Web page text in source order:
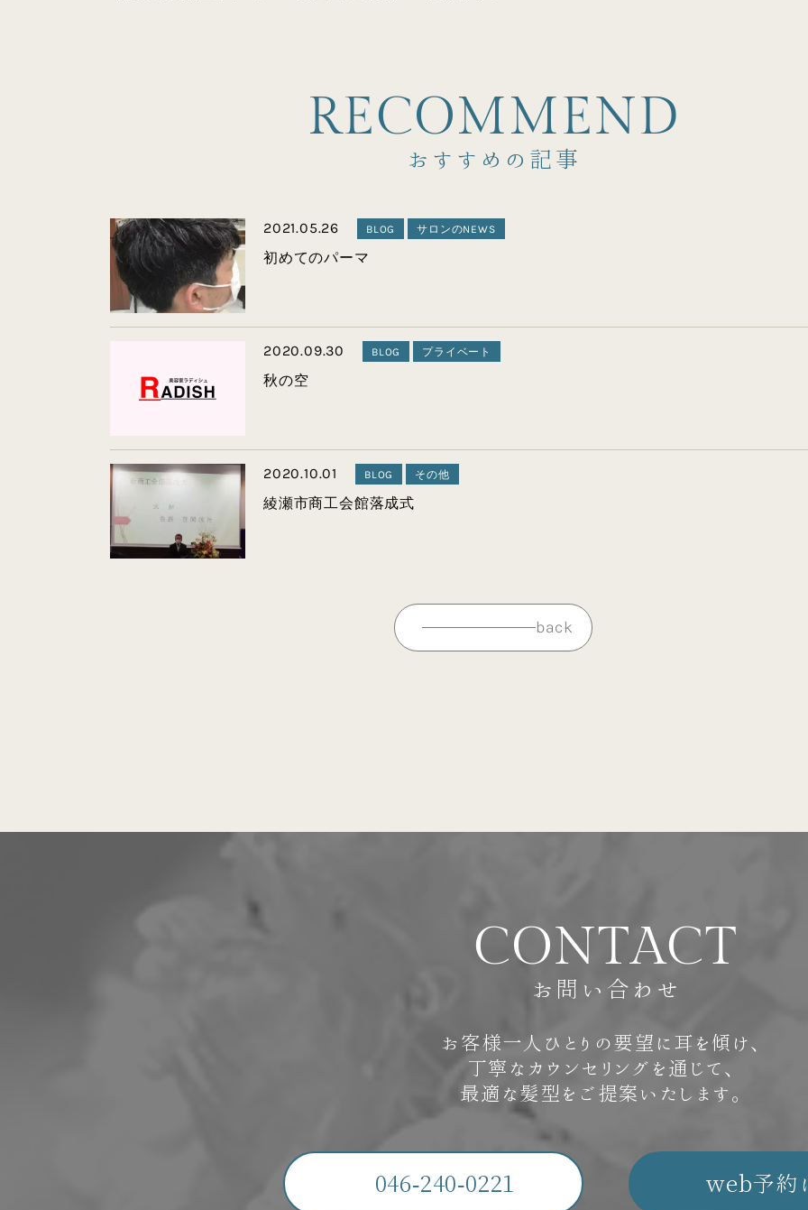
RECOMMEND
おすすめの記事
2021.05.26 BLOG サロンのNEWS
初めてのパーマ
2020.09.30 BLOG プライベート
秋の空
2020.10.01 BLOG その他
綾瀬市商工会館落成式
back
CONTACT
お問い合わせ
お客様一人ひとりの要望に耳を傾け、
丁寧なカウンセリングを通じて、
最適な髪型をご提案いたします。
046-240-0221 web予約